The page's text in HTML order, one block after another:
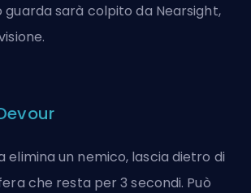
guarda sarà colpito da Nearsight,
elimina un nemico, lascia dietro di
che resta per 3 secondi. Può